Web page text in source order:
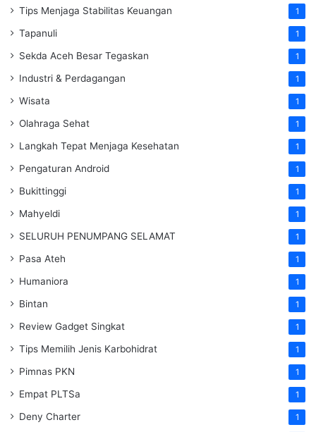
Tips Menjaga Stabilitas Keuangan 1
Tapanuli 1
Sekda Aceh Besar Tegaskan 1
Industri & Perdagangan 1
Wisata 1
Olahraga Sehat 1
Langkah Tepat Menjaga Kesehatan 1
Pengaturan Android 1
Bukittinggi 1
Mahyeldi 1
SELURUH PENUMPANG SELAMAT 1
Pasa Ateh 1
Humaniora 1
Bintan 1
Review Gadget Singkat 1
Tips Memilih Jenis Karbohidrat 1
Pimnas PKN 1
Empat PLTSa 1
Deny Charter 1